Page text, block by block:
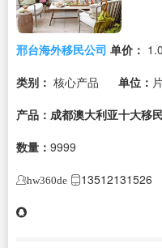
邢台海外移民公司 单价：
类别： 核心产品 单位：
产品：成都澳大利亚十大移
数量： 9999
hw360de 13512131526